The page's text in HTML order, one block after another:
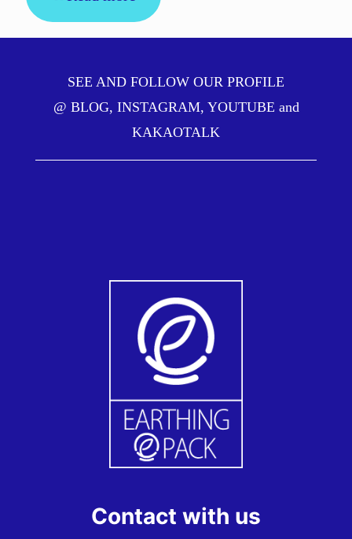
SEE AND FOLLOW OUR PROFILE
@ BLOG, INSTAGRAM, YOUTUBE and
KAKAOTALK
Contact with us